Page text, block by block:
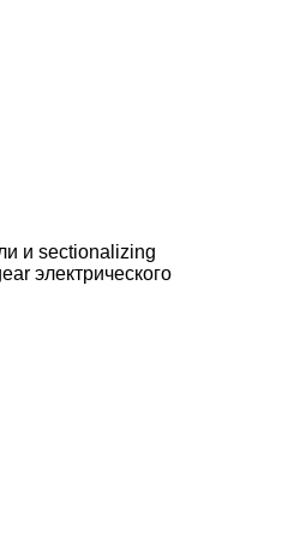
и sectionalizing
электрического